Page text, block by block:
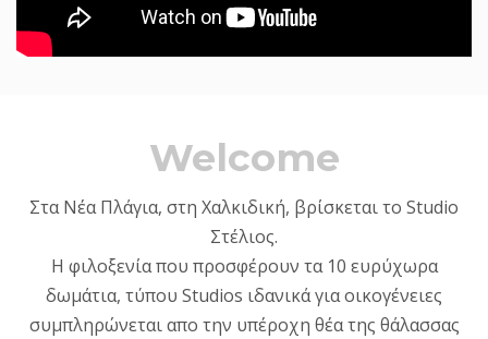
Welcome
Στα Νέα Πλάγια, στη Χαλκιδική, βρίσκεται το Studio
Στέλιος.
Η φιλοξενία που προσφέρουν τα 10 ευρύχωρα
δωμάτια, τύπου Studios ιδανικά για οικογένειες
συμπληρώνεται απο την υπέροχη θέα της θάλασσας